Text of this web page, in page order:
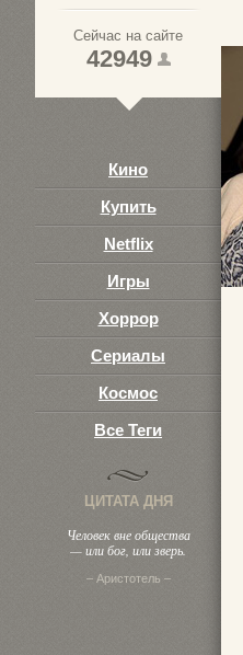
Сейчас на сайте
42949
Кино
Купить
Netflix
Игры
Хоррор
Сериалы
Космос
Все Теги
ЦИТАТА ДНЯ
Человек вне общества
— или бог, или зверь.
– Аристотель –